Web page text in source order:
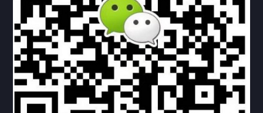
购买流程 版权条款
北京乾行捷通荣获阿里巴巴国际站多项年度荣誉，持续引
领ICT与AI行业发展